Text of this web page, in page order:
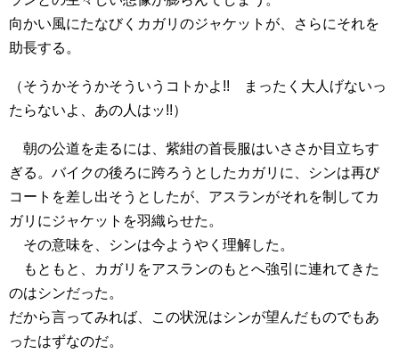
向かい風にたなびくカガリのジャケットが、さらにそれを
助長する。
（そうかそうかそういうコトかよ!! まったく大人げないっ
たらないよ、あの人はッ!!）
朝の公道を走るには、紫紺の首長服はいささか目立ちす
ぎる。バイクの後ろに跨ろうとしたカガリに、シンは再び
コートを差し出そうとしたが、アスランがそれを制してカ
ガリにジャケットを羽織らせた。
その意味を、シンは今ようやく理解した。
もともと、カガリをアスランのもとへ強引に連れてきた
のはシンだった。
だから言ってみれば、この状況はシンが望んだものでもあ
ったはずなのだ。